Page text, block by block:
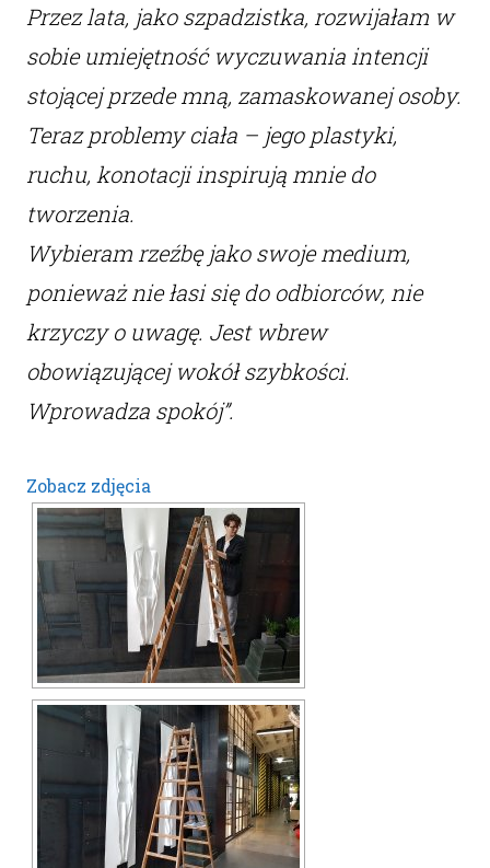
Przez lata, jako szpadzistka, rozwijałam w
sobie umiejętność wyczuwania intencji
stojącej przede mną, zamaskowanej osoby.
Teraz problemy ciała – jego plastyki,
ruchu, konotacji inspirują mnie do
tworzenia.
Wybieram rzeźbę jako swoje medium,
ponieważ nie łasi się do odbiorców, nie
krzyczy o uwagę. Jest wbrew
obowiązującej wokół szybkości.
Wprowadza spokój”.
Zobacz zdjęcia